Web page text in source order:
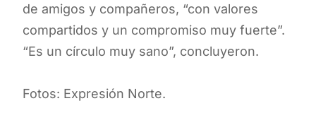
de amigos y compañeros, “con valores
compartidos y un compromiso muy fuerte”.
“Es un círculo muy sano”, concluyeron.
Fotos: Expresión Norte.